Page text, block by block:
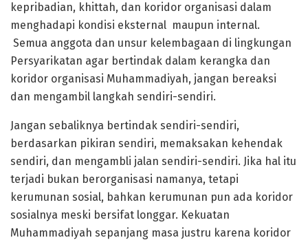
kepribadian, khittah, dan koridor organisasi dalam
menghadapi kondisi eksternal maupun internal.
Semua anggota dan unsur kelembagaan di lingkungan
Persyarikatan agar bertindak dalam kerangka dan
koridor organisasi Muhammadiyah, jangan bereaksi
dan mengambil langkah sendiri-sendiri.
Jangan sebaliknya bertindak sendiri-sendiri,
berdasarkan pikiran sendiri, memaksakan kehendak
sendiri, dan mengambli jalan sendiri-sendiri. Jika hal itu
terjadi bukan berorganisasi namanya, tetapi
kerumunan sosial, bahkan kerumunan pun ada koridor
sosialnya meski bersifat longgar. Kekuatan
Muhammadiyah sepanjang masa justru karena koridor